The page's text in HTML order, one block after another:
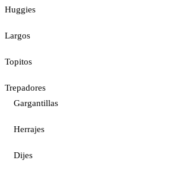
Huggies
Largos
Topitos
Trepadores
Gargantillas
Herrajes
Dijes